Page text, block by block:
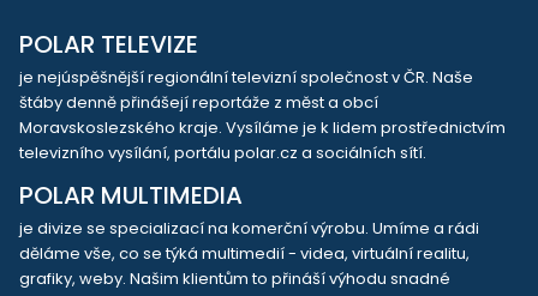
POLAR TELEVIZE
je nejúspěšnější regionální televizní společnost v ČR. Naše
štáby denně přinášejí reportáže z měst a obcí
Moravskoslezského kraje. Vysíláme je k lidem prostřednictvím
televizního vysílání, portálu polar.cz a sociálních sítí.
POLAR MULTIMEDIA
je divize se specializací na komerční výrobu. Umíme a rádi
děláme vše, co se týká multimedií - videa, virtuální realitu,
grafiky, weby. Našim klientům to přináší výhodu snadné